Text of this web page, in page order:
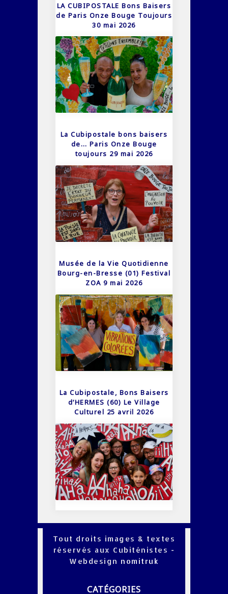
LA CUBIPOSTALE Bons Baisers
de Paris Onze Bouge Toujours
30 mai 2026
La Cubipostale bons baisers
de… Paris Onze Bouge
toujours 29 mai 2026
Musée de la Vie Quotidienne
Bourg-en-Bresse (01) Festival
ZOA 9 mai 2026
La Cubipostale, Bons Baisers
d’HERMES (60) Le Village
Culturel 25 avril 2026
Tout droits images & textes
réservés aux Cubiténistes -
Webdesign nomitruk
CATÉGORIES